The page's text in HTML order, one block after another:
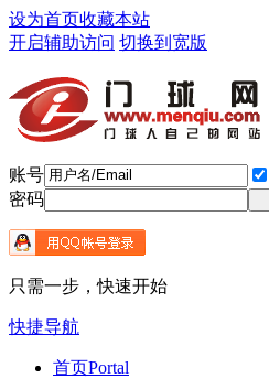
设为首页收藏本站
开启辅助访问 切换到宽版
账号
密码
只需一步，快速开始
快捷导航
首页Portal